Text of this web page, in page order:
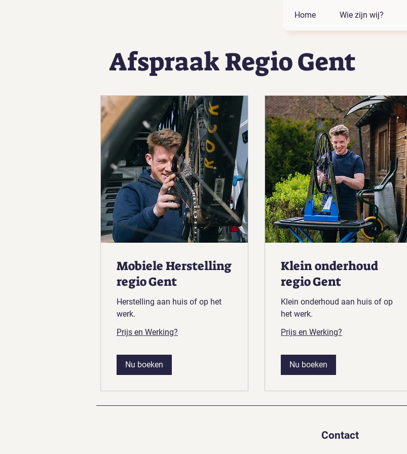
Home Wie zijn wij?
Afspraak Regio Gent
Mobiele Herstelling
regio Gent
Herstelling aan huis of op het
werk.
Prijs en Werking?
Nu boeken
Klein onderhoud
regio Gent
Klein onderhoud aan huis of op
het werk.
Prijs en Werking?
Nu boeken
Contact